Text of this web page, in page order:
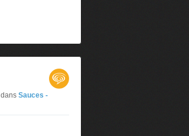
dans Sauces -